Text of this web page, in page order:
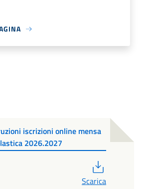
iscrizioni online mensa
2026.2027
Scarica